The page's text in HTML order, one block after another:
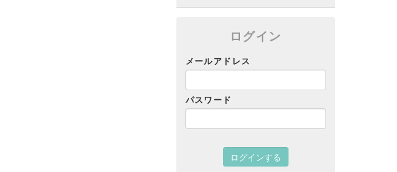
ログイン
メールアドレス
パスワード